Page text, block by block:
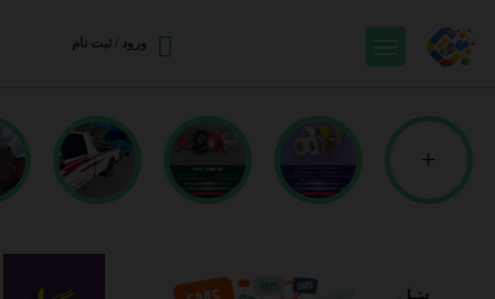
ورود / ثبت نام
+
دایرکتوری تخصصی آهن آلات و صنایع فلزی ایران